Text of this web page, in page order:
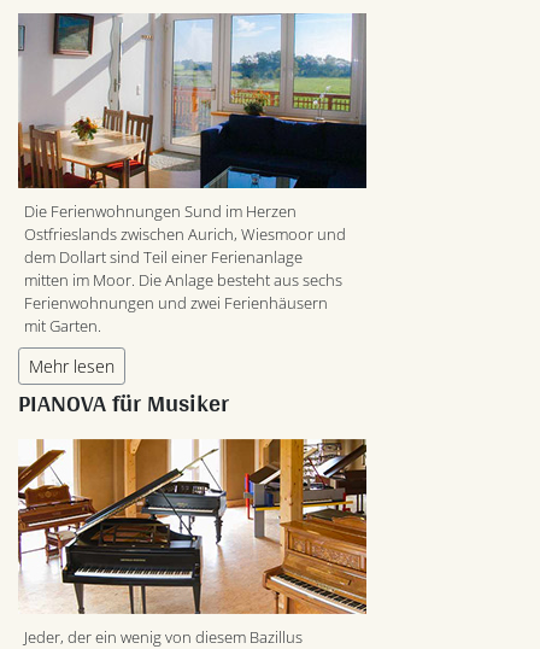
Die Ferienwohnungen Sund im Herzen
Ostfrieslands zwischen Aurich, Wiesmoor und
dem Dollart sind Teil einer Ferienanlage
mitten im Moor. Die Anlage besteht aus sechs
Ferienwohnungen und zwei Ferienhäusern
mit Garten.
Mehr lesen
PIANOVA für Musiker
Jeder, der ein wenig von diesem Bazillus